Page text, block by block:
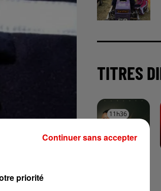
TITRES
11h36
11h36
priorité
Continuer sans accepter